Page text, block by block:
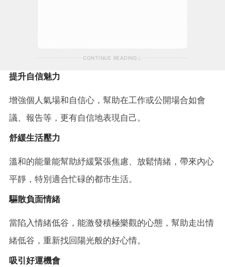
CONTINUE READING
提升自信魅力
增強個人氣場和自信心，幫助在工作或公開場合如會
議、報告等，更有自信地表現自己。
舒緩生活壓力
溫和的能量能幫助紓緩緊張焦慮、放鬆情緒，帶來內心
平靜，特別適合忙碌的都市生活。
驅散負面情緒
當陷入情緒低谷，能激發積極樂觀的心態，幫助走出情
緒低谷，重新找回陽光般的好心情。
吸引好運機會